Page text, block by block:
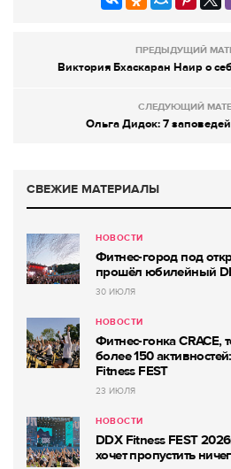
ПРЕДЫДУЩИЙ
Виктория Бхаскаран Наир о
СЛЕДУЮЩИЙ
Ольга Дидок: 7
СВЕЖИЕ МАТЕРИАЛЫ
НОВОСТИ
Фитнес-город под
прошёл юбилейный
30 ИЮЛЯ
НОВОСТИ
Фитнес-гонка
более 150
Fitness FEST
23 ИЮЛЯ
НОВОСТИ
DDX Fitness FEST
хочет пропустить